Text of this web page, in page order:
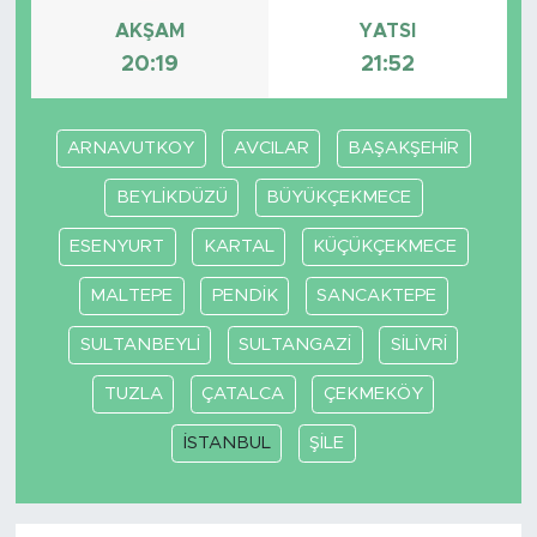
AKŞAM
20:19
YATSI
21:52
ARNAVUTKOY AVCILAR BAŞAKŞEHİR
BEYLİKDÜZÜ BÜYÜKÇEKMECE
ESENYURT KARTAL KÜÇÜKÇEKMECE
MALTEPE PENDİK SANCAKTEPE
SULTANBEYLİ SULTANGAZİ SİLİVRİ
TUZLA ÇATALCA ÇEKMEKÖY
İSTANBUL ŞİLE